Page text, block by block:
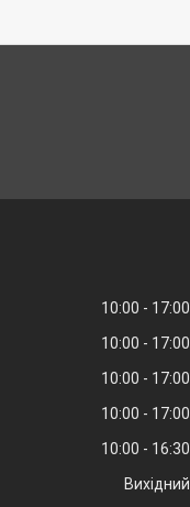
10:00
17:00
10:00
17:00
10:00
17:00
10:00
17:00
10:00
16:30
Вихідний